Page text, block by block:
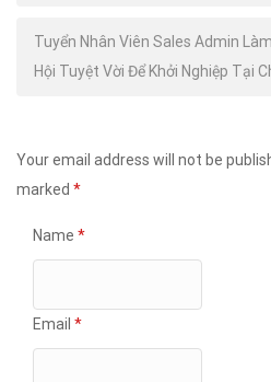
Tuyển Nhân Viên Sales Admin
Hội Tuyệt Vời Để Khởi Nghiệp Tại
Your email address will not be
marked *
Name *
Email *